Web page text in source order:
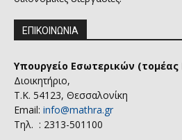
ΕΠΙΚΟΙΝΩΝΙΑ
Υπουργείο Εσωτερικών
Διοικητήριο,
Τ.Κ. 54123, Θεσσαλονίκη
Email: info@mathra.gr
Τηλ. : 2313-501100